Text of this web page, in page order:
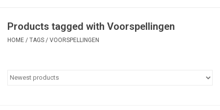
Erotica
Categories
Products tagged with Voorspellingen
HOME / TAGS / VOORSPELLINGEN